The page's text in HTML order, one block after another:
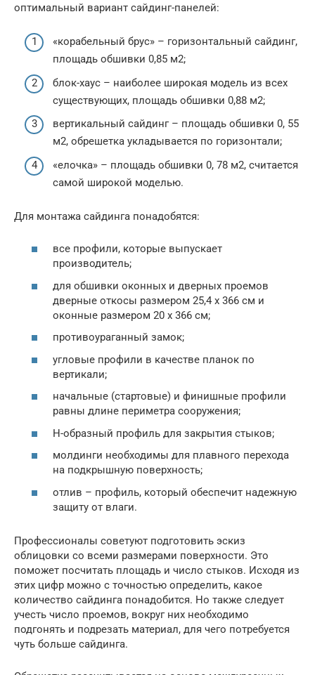
оптимальный вариант сайдинг-панелей:
«корабельный брус» – горизонтальный сайдинг,
площадь обшивки 0,85 м2;
блок-хаус – наиболее широкая модель из всех
существующих, площадь обшивки 0,88 м2;
вертикальный сайдинг – площадь обшивки 0, 55
м2, обрешетка укладывается по горизонтали;
«елочка» – площадь обшивки 0, 78 м2, считается
самой широкой моделью.
Для монтажа сайдинга понадобятся:
все профили, которые выпускает
производитель;
для обшивки оконных и дверных проемов
дверные откосы размером 25,4 х 366 см и
оконные размером 20 х 366 см;
противоураганный замок;
угловые профили в качестве планок по
вертикали;
начальные (стартовые) и финишные профили
равны длине периметра сооружения;
Н-образный профиль для закрытия стыков;
молдинги необходимы для плавного перехода
на подкрышную поверхность;
отлив – профиль, который обеспечит надежную
защиту от влаги.
Профессионалы советуют подготовить эскиз
облицовки со всеми размерами поверхности. Это
поможет посчитать площадь и число стыков. Исходя из
этих цифр можно с точностью определить, какое
количество сайдинга понадобится. Но также следует
учесть число проемов, вокруг них необходимо
подгонять и подрезать материал, для чего потребуется
чуть больше сайдинга.